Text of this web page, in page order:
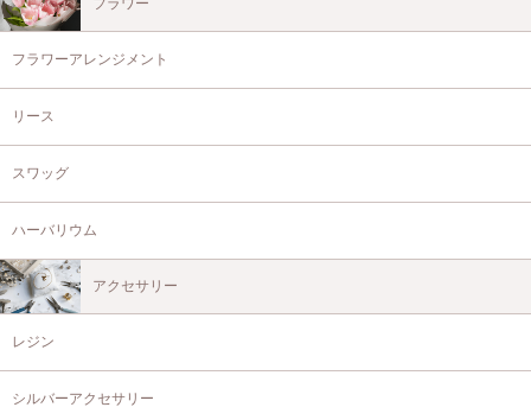
フラワー
フラワーアレンジメント
リース
スワッグ
ハーバリウム
アクセサリー
レジン
シルバーアクセサリー